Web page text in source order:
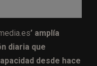
’ amplía
diaria que
desde hace